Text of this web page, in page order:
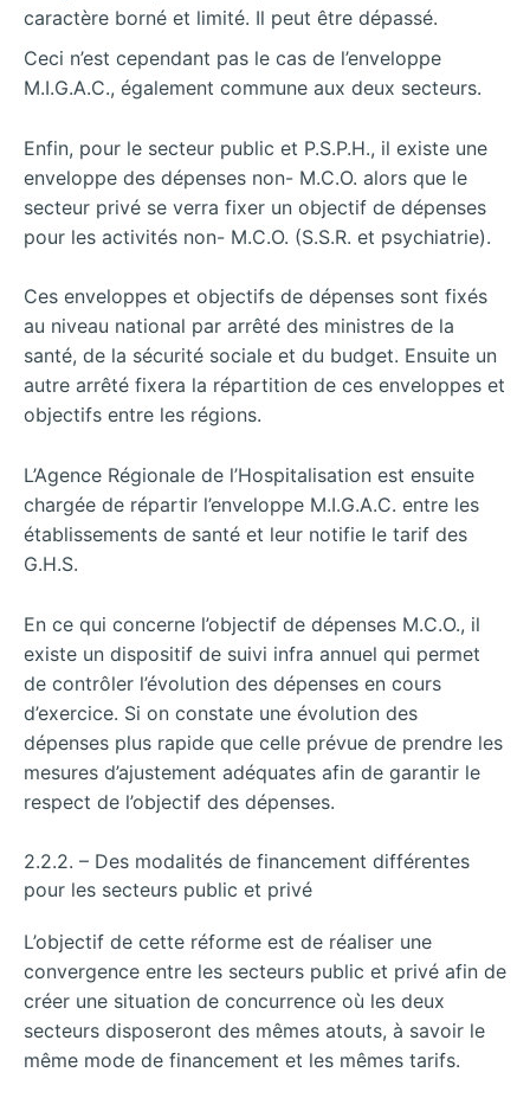
caractère borné et limité. Il peut être dépassé.
Ceci n’est cependant pas le cas de l’enveloppe
M.I.G.A.C., également commune aux deux secteurs.
Enfin, pour le secteur public et P.S.P.H., il existe une
enveloppe des dépenses non- M.C.O. alors que le
secteur privé se verra fixer un objectif de dépenses
pour les activités non- M.C.O. (S.S.R. et psychiatrie).
Ces enveloppes et objectifs de dépenses sont fixés
au niveau national par arrêté des ministres de la
santé, de la sécurité sociale et du budget. Ensuite un
autre arrêté fixera la répartition de ces enveloppes et
objectifs entre les régions.
L’Agence Régionale de l’Hospitalisation est ensuite
chargée de répartir l’enveloppe M.I.G.A.C. entre les
établissements de santé et leur notifie le tarif des
G.H.S.
En ce qui concerne l’objectif de dépenses M.C.O., il
existe un dispositif de suivi infra annuel qui permet
de contrôler l’évolution des dépenses en cours
d’exercice. Si on constate une évolution des
dépenses plus rapide que celle prévue de prendre les
mesures d’ajustement adéquates afin de garantir le
respect de l’objectif des dépenses.
2.2.2. – Des modalités de financement différentes
pour les secteurs public et privé
L’objectif de cette réforme est de réaliser une
convergence entre les secteurs public et privé afin de
créer une situation de concurrence où les deux
secteurs disposeront des mêmes atouts, à savoir le
même mode de financement et les mêmes tarifs.